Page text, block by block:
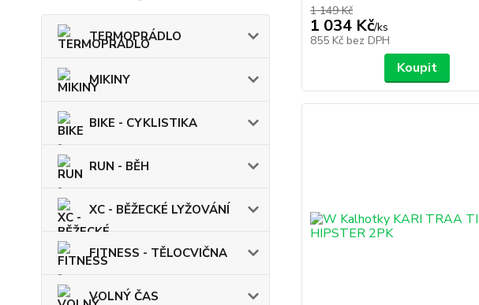
TERMOPRÁDLO
MIKINY
BIKE - CYKLISTIKA
RUN - BĚH
XC - BĚŽECKÉ LYŽOVÁNÍ
FITNESS - TĚLOCVIČNA
VOLNÝ ČAS
1 149 Kč
1 034 Kč/ks
855 Kč bez DPH
Koupit